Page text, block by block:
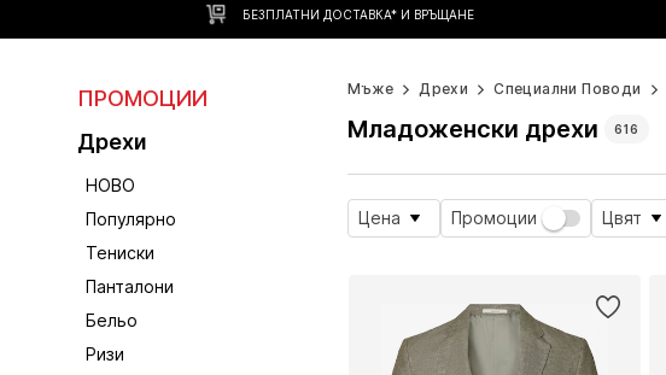
БЕЗПЛАТНИ ДОСТАВКА* И ВРЪЩАНЕ
ПРОМОЦИИ
Дрехи
НОВО
Популярно
Тениски
Панталони
Бельо
Ризи
Мъже Дрехи Специални Поводи
Младоженски дрехи 616
Цена Промоции Цвят